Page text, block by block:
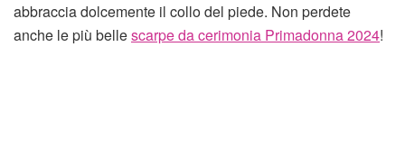
abbraccia dolcemente il collo del piede. Non perdete
anche le più bellescarpe da cerimonia Primadonna 2024!